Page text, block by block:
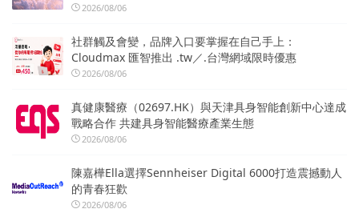
2026/08/06
社群觸及會變，品牌入口要掌握在自己手上：
Cloudmax 匯智推出 .tw／.台灣網域限時優惠
2026/08/06
真健康醫療（02697.HK）與天津具身智能創新中心達成
戰略合作 共建具身智能醫療產業生態
2026/08/06
陳嘉樺Ella選擇Sennheiser Digital 6000打造震撼動人
的青春狂歡
2026/08/06